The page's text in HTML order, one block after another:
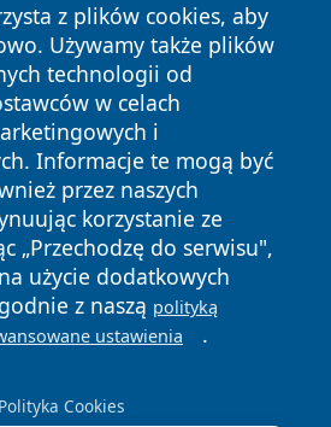
z plików cookies, aby
Używamy także plików
technologii od
w celach
i
Informacje te mogą być
przez naszych
korzystanie ze
„Przechodzę do serwisu",
użycie dodatkowych
z naszą polityką
ustawienia .
Polityka Cookies
Wszystkie prawa
Polityka
Cookies